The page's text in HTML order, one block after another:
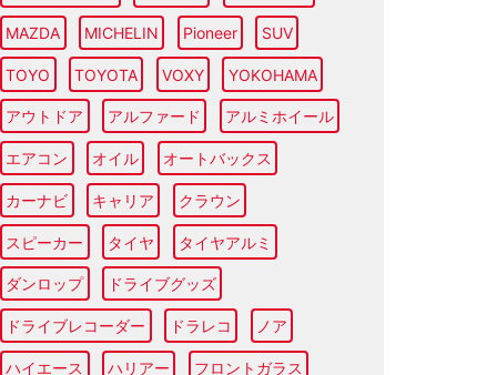
MAZDA MICHELIN Pioneer SUV
TOYO TOYOTA VOXY YOKOHAMA
アウトドア アルファード アルミホイール
エアコン オイル オートバックス
カーナビ キャリア クラウン
スピーカー タイヤ タイヤアルミ
ダンロップ ドライブグッズ
ドライブレコーダー ドラレコ ノア
ハイエース ハリアー フロントガラス